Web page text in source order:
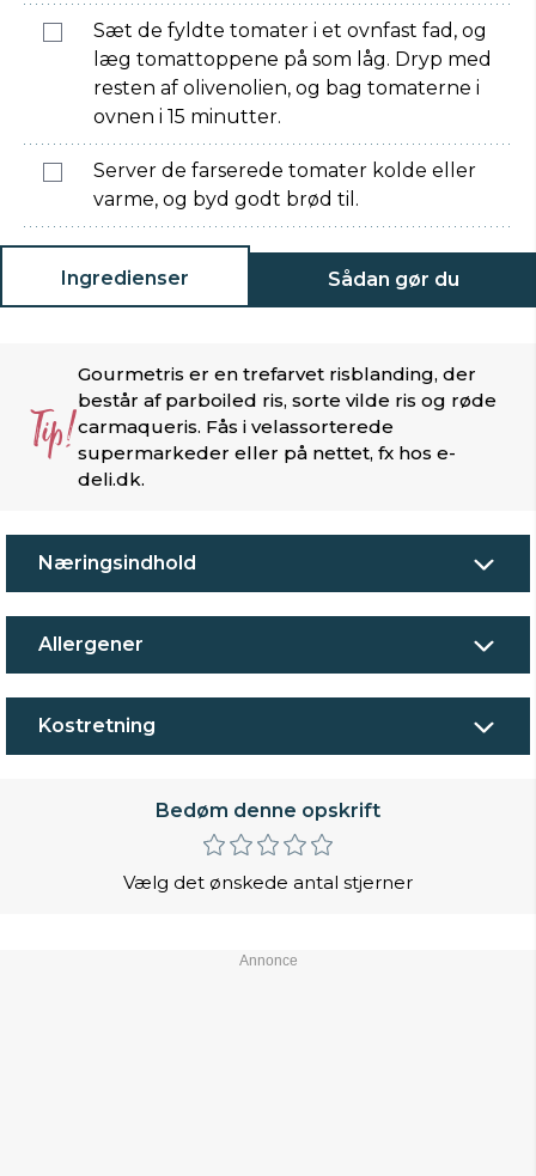
Sæt de fyldte tomater i et ovnfast fad, og
læg tomattoppene på som låg. Dryp med
resten af olivenolien, og bag tomaterne i
ovnen i 15 minutter.
Server de farserede tomater kolde eller
varme, og byd godt brød til.
Ingredienser Sådan gør du
Tip!
Gourmetris er en trefarvet risblanding, der
består af parboiled ris, sorte vilde ris og røde
carmaqueris. Fås i velassorterede
supermarkeder eller på nettet, fx hos e-
deli.dk.
Næringsindhold
Allergener
Kostretning
Bedøm denne opskrift
Vælg det ønskede antal stjerner